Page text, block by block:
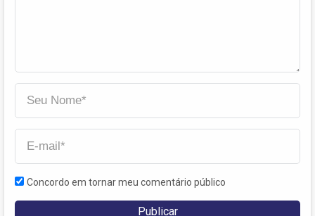
Concordo em tornar meu comentário público